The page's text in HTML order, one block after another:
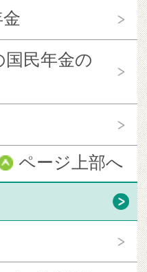
民年金の
ページ上部へ